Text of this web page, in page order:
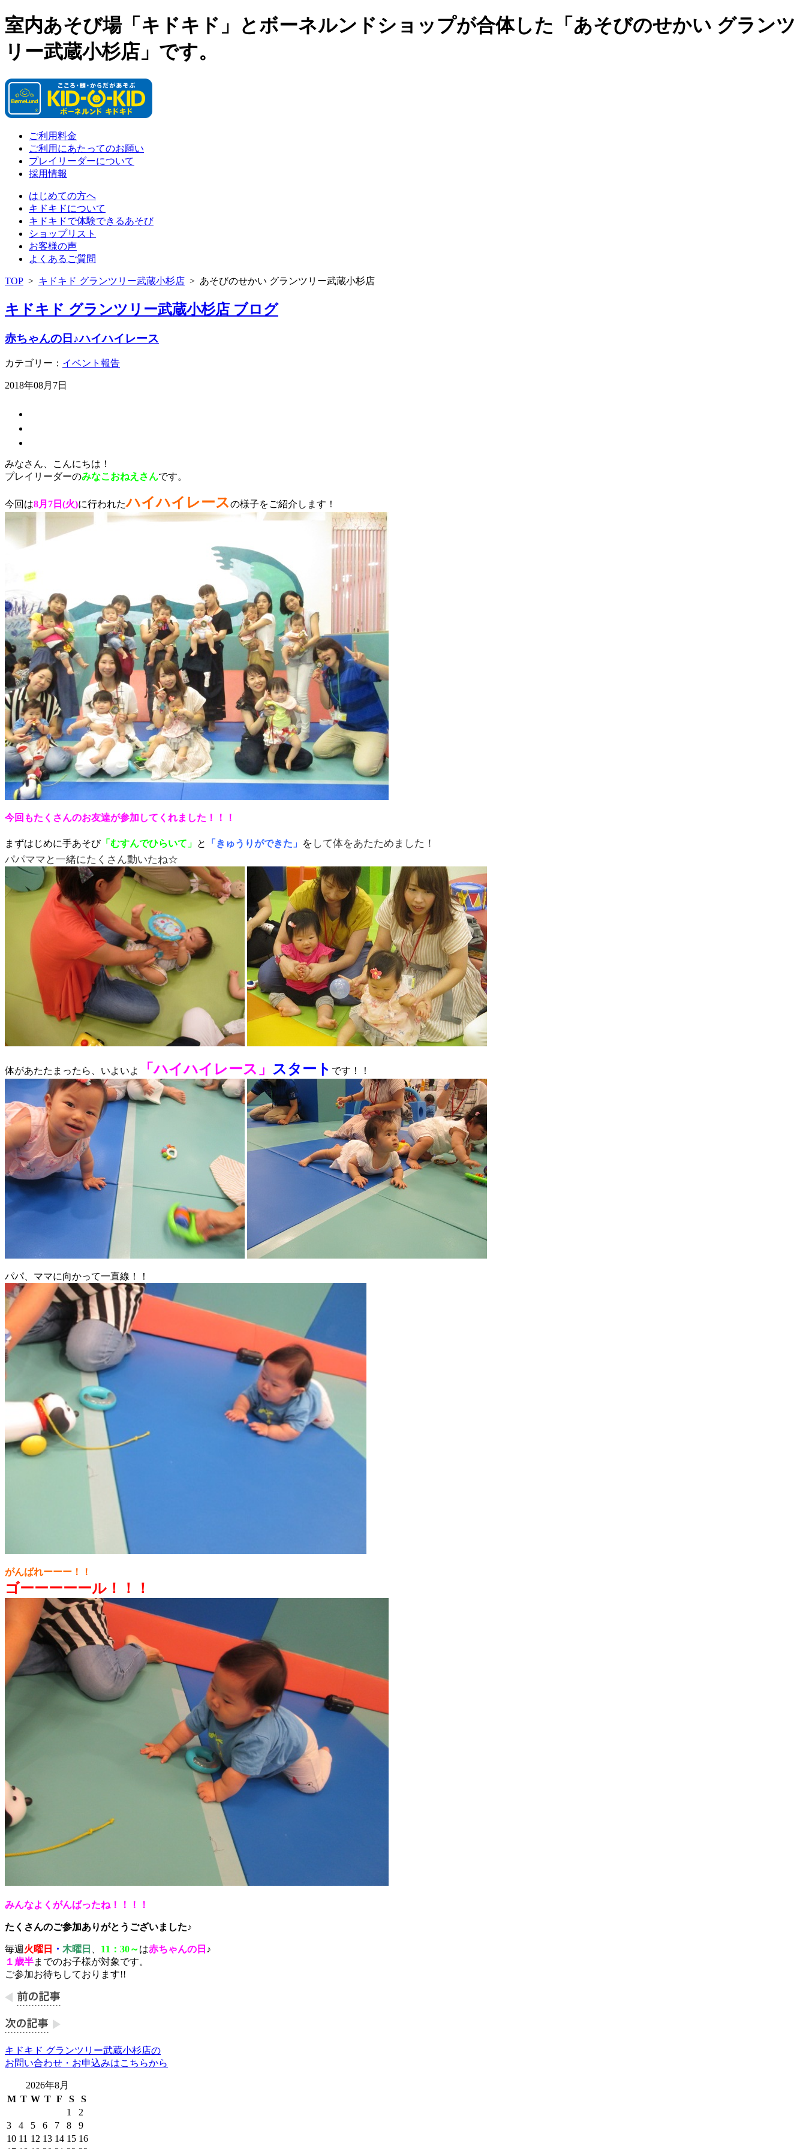
室内あそび場「キドキド」とボーネルンドショップが合体した「あそびのせかい グランツ
リー武蔵小杉店」です。
ご利用料金
ご利用にあたってのお願い
プレイリーダーについて
採用情報
はじめての方へ
キドキドについて
キドキドで体験できるあそび
ショップリスト
お客様の声
よくあるご質問
TOP > キドキド グランツリー武蔵小杉店 > あそびのせかい グランツリー武蔵小杉店
キドキド グランツリー武蔵小杉店 ブログ
赤ちゃんの日♪ハイハイレース
カテゴリー： イベント報告
2018年08月7日
みなさん、こんにちは！
プレイリーダーのみなこおねえさんです。
今回は8月7日(火)に行われたハイハイレースの様子をご紹介します！
今回もたくさんのお友達が参加してくれました！！！
まずはじめに手あそび「むすんでひらいて」 と 「きゅうりができた」 を して体をあたためました！
パパママと一緒にたくさん動いたね☆
体があたたまったら、いよいよ 「ハイハイレース」 スタート です！！
パパ、ママに向かって一直線！！
がんばれーーー！！
ゴーーーーール！！！
みんなよくがんばったね！！！！
たくさんのご参加ありがとうございました♪
毎週火曜日 ・ 木曜日 、 11：30～は赤ちゃんの日 ♪
１歳半までのお子様が対象です。
ご参加お待ちしております!!
キドキド グランツリー武蔵小杉店の
お問い合わせ・お申込みはこちらから
2026年8月
M T W T F S
S
1
2
3
4 5 6 7 8
9
10 11 12 13 14 15 16